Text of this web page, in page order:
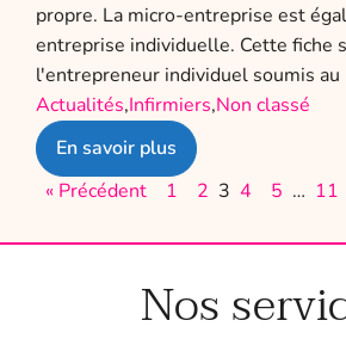
propre. La micro-entreprise est
entreprise individuelle. Cette fiche
l'entrepreneur individuel soumis au
Actualités,Infirmiers,Non classé
En savoir plus
« Précédent
1 2 3 4 5 … 11
Nos